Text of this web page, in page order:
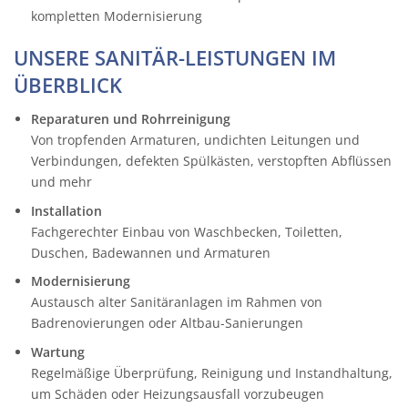
kompletten Modernisierung
UNSERE SANITÄR-LEISTUNGEN IM
ÜBERBLICK
Reparaturen und Rohrreinigung
Von tropfenden Armaturen, undichten Leitungen und
Verbindungen, defekten Spülkästen, verstopften Abflüssen
und mehr
Installation
Fachgerechter Einbau von Waschbecken, Toiletten,
Duschen, Badewannen und Armaturen
Modernisierung
Austausch alter Sanitäranlagen im Rahmen von
Badrenovierungen oder Altbau-Sanierungen
Wartung
Regelmäßige Überprüfung, Reinigung und Instandhaltung,
um Schäden oder Heizungsausfall vorzubeugen